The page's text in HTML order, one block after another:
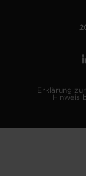
Erklärung
Hinweis